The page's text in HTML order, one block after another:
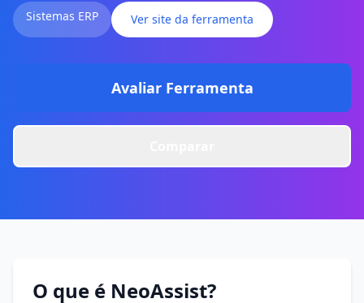
Sistemas ERP Ver site da ferramenta
Avaliar Ferramenta
O que é NeoAssist?